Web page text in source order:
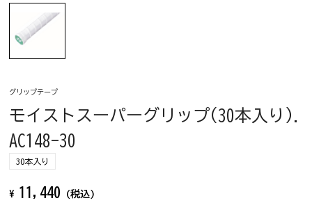
グリップテープ
モイストスーパーグリップ(30本入り).
AC148-30
30本入り
¥ 11,440 (税込)